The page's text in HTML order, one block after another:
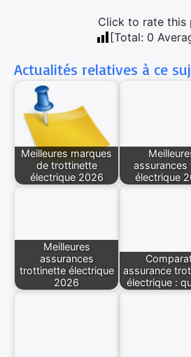
Click to rate this
[Total: 0
Actualités relatives à ce
Meilleures marques
de trottinette
électrique 2026
assurances
électrique
Meilleures
assurances
trottinette électrique
2026
assurance
électrique :